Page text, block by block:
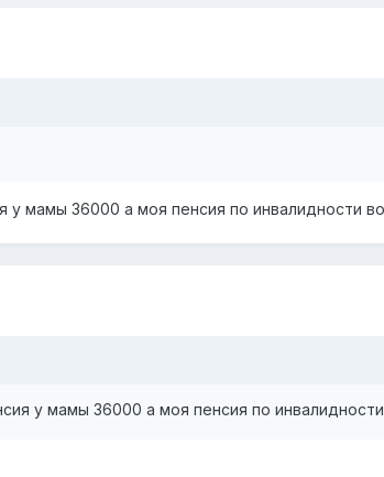
у мамы 36000 а моя пенсия по инвалидности
у мамы 36000 а моя пенсия по